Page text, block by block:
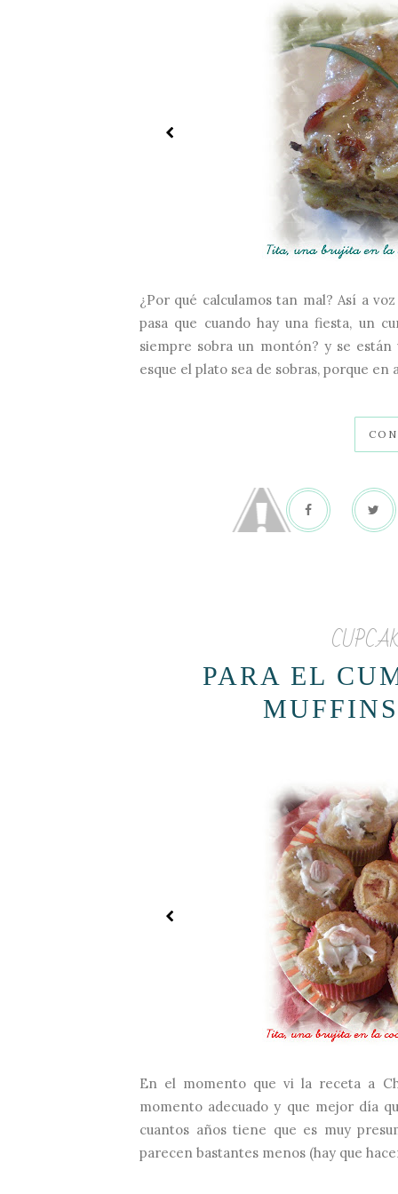
¿Por qué calculamos tan mal? Así a
pasa que cuando hay una fiesta, un
siempre sobra un montón? y se
esque el plato sea de sobras, porque
PARA EL
En el momento que vi la receta a
momento adecuado y que mejor día
cuantos años tiene que es muy
parecen bastantes menos (hay que